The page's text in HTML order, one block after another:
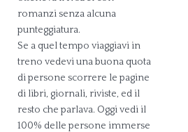
romanzi senza alcuna
punteggiatura.
Se a quel tempo viaggiavi in
treno vedevi una buona quota
di persone scorrere le pagine
di libri, giornali, riviste, ed il
resto che parlava. Oggi vedi il
100% delle persone immerse